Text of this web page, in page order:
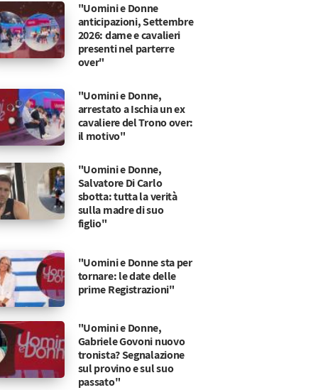
"Uomini e Donne
anticipazioni, Settembre
2026: dame e cavalieri
presenti nel parterre
over"
"Uomini e Donne,
arrestato a Ischia un ex
cavaliere del Trono over:
il motivo"
"Uomini e Donne,
Salvatore Di Carlo
sbotta: tutta la verità
sulla madre di suo
figlio"
"Uomini e Donne sta per
tornare: le date delle
prime Registrazioni"
"Uomini e Donne,
Gabriele Govoni nuovo
tronista? Segnalazione
sul provino e sul suo
passato"